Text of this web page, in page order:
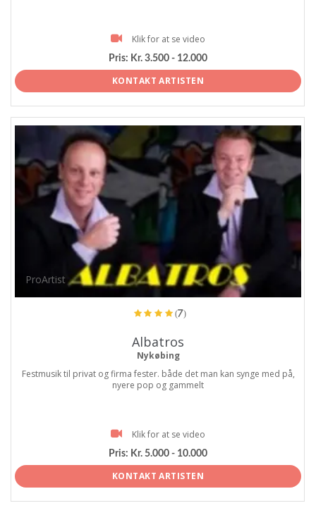
Klik for at se video
Pris: Kr. 3.500 - 12.000
KONTAKT ARTISTEN
ProArtist
(7)
Albatros
Nykøbing
Festmusik til privat og firma fester. både det man kan synge med på,
nyere pop og gammelt
Klik for at se video
Pris: Kr. 5.000 - 10.000
KONTAKT ARTISTEN